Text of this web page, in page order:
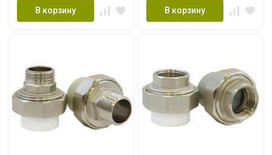
В корзину В корзину